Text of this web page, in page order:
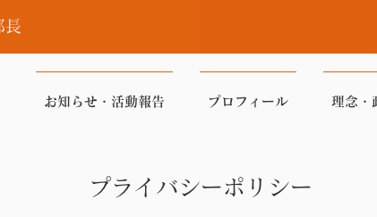
長
お知らせ・活動報告 プロフィール 理念・
プライバシーポリシー